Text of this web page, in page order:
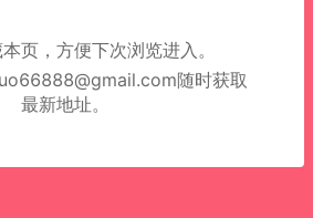
页，方便下次浏览进入。
随时获取
最新地址。